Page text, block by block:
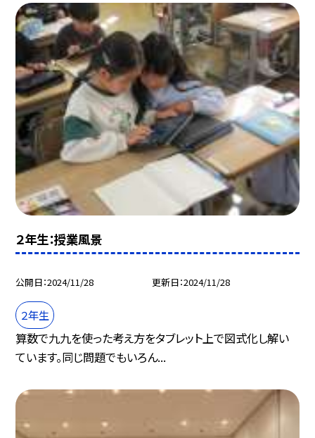
２年生：授業風景
公開日 2024/11/28 更新日 2024/11/28
２年生
算数で九九を使った考え方をタブレット上で図式化し解い
ています。同じ問題でもいろん...